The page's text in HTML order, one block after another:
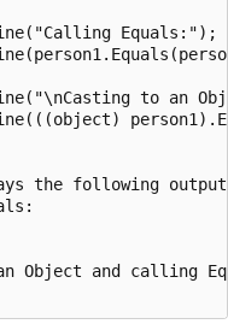
Equals:");
to an
the following
and calling